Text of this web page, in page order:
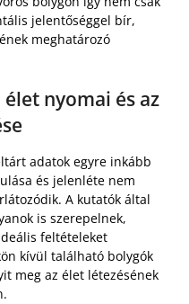
jelentőséggel bír,
meghatározó
nyomai és az
adatok egyre inkább
és jelenléte nem
A kutatók által
is szerepelnek,
feltételeket
kívül található bolygók
meg az élet létezésének